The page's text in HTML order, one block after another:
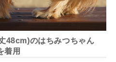
48cm)のはちみつちゃん
着用